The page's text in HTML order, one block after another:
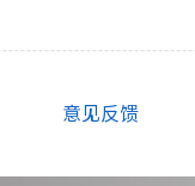
意见反馈